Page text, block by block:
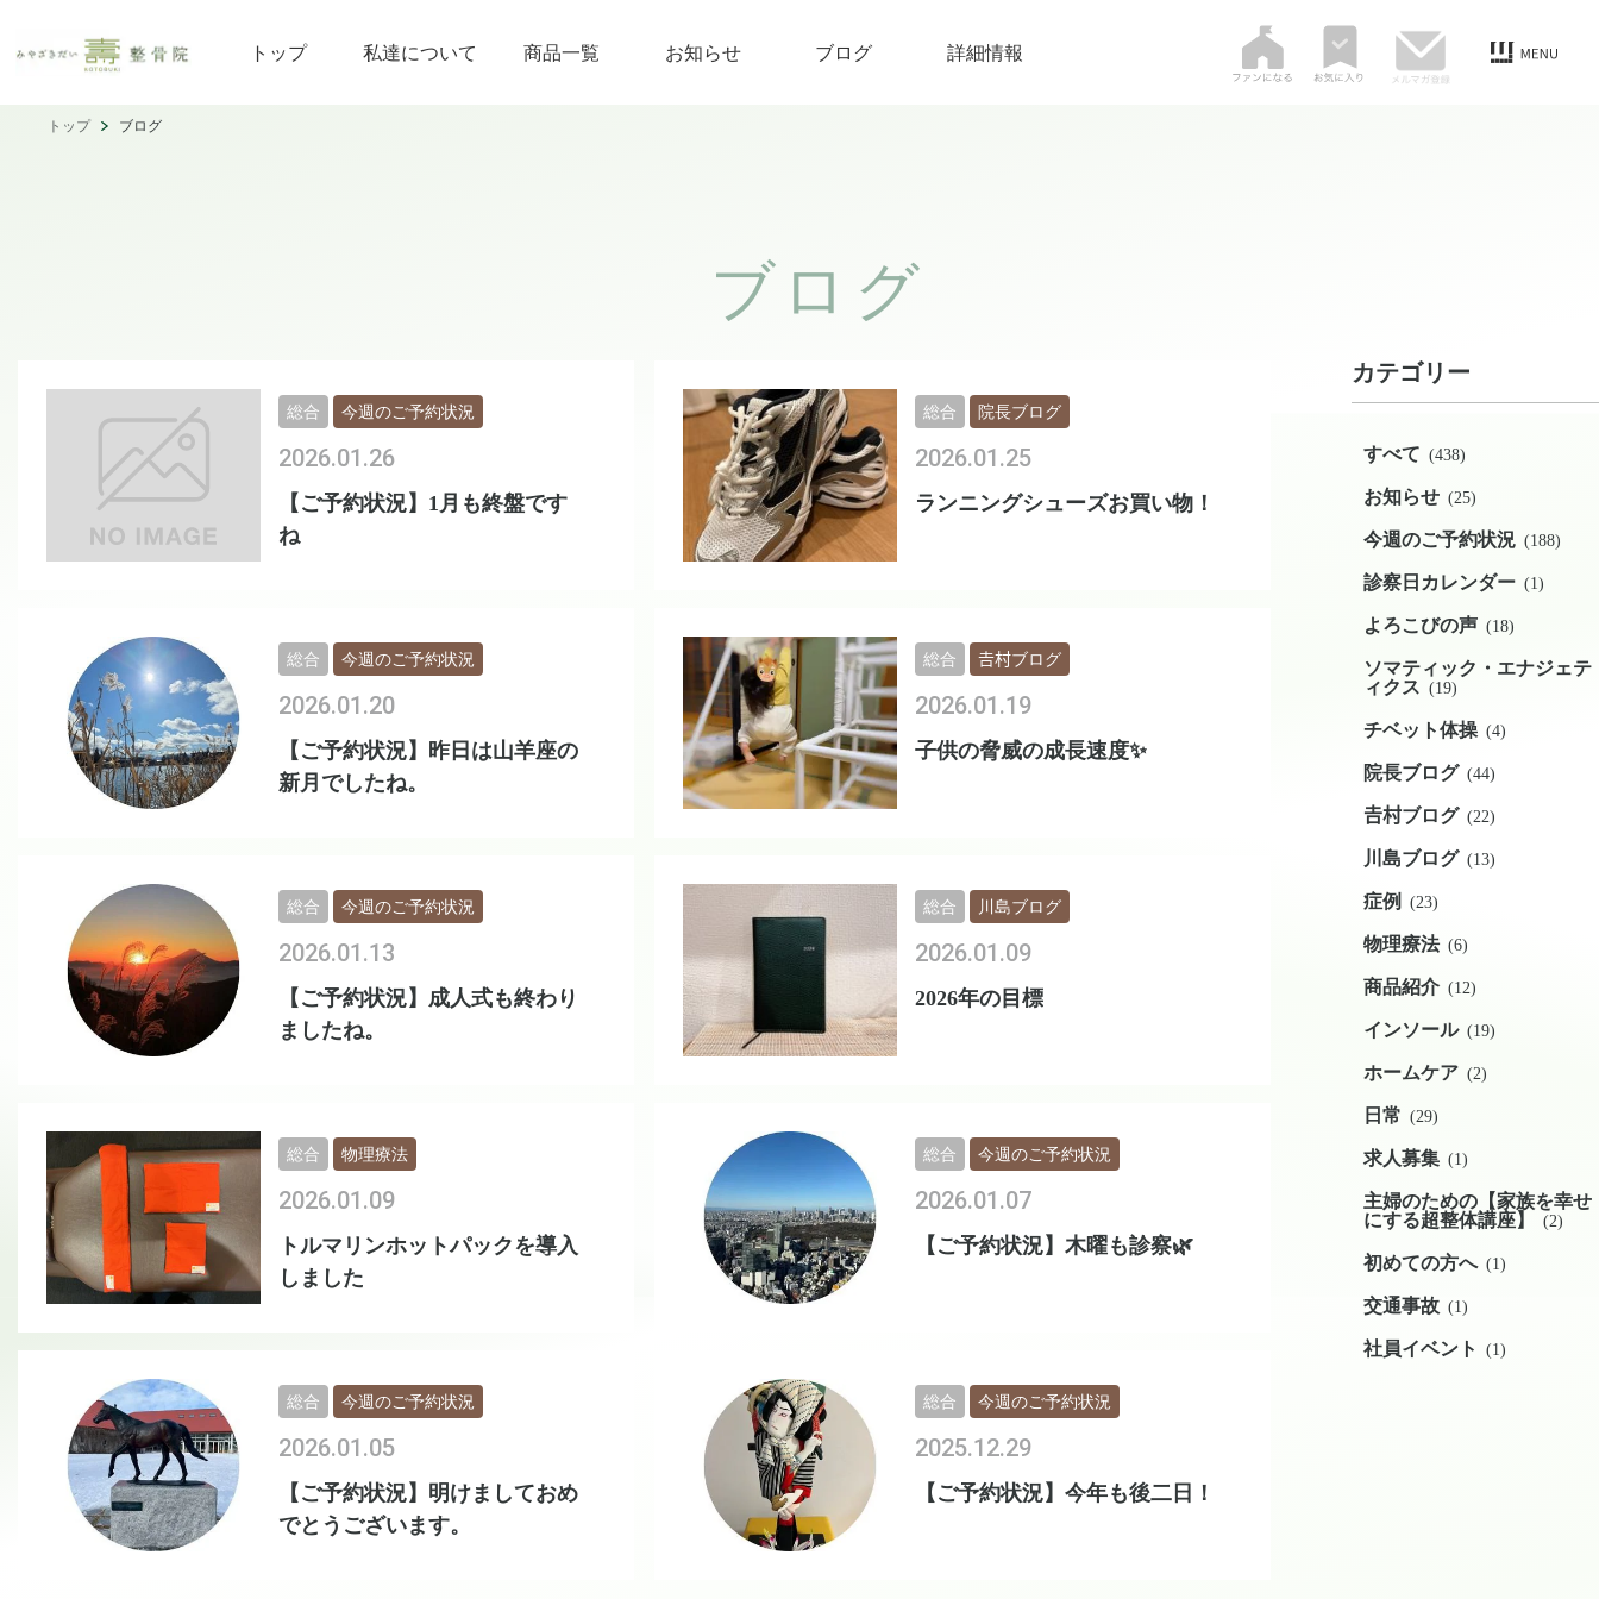
トップ 私達について 商品一覧 お知らせ ブログ 詳細情報
トップ ブログ
ブログ
【ご予約状況】1月も終盤です
ね
2026.01.26
総合 今週のご予約状況
ランニングシューズお買い物！
2026.01.25
総合 院長ブログ
【ご予約状況】昨日は山羊座の
新月でしたね。
2026.01.20
総合 今週のご予約状況
子供の脅威の成長速度✨
2026.01.19
総合 𠮷村ブログ
【ご予約状況】成人式も終わり
ましたね。
2026.01.13
総合 今週のご予約状況
2026年の目標
2026.01.09
総合 川島ブログ
トルマリンホットパックを導入
しました
2026.01.09
総合 物理療法
【ご予約状況】木曜も診察🌿
2026.01.07
総合 今週のご予約状況
【ご予約状況】明けましておめ
でとうございます。
2026.01.05
総合 今週のご予約状況
【ご予約状況】今年も後二日！
2025.12.29
総合 今週のご予約状況
カテゴリー
すべて (438)
お知らせ (25)
今週のご予約状況 (188)
診察日カレンダー (1)
よろこびの声 (18)
ソマティック・エナジェテ
ィクス (19)
チベット体操 (4)
院長ブログ (44)
𠮷村ブログ (22)
川島ブログ (13)
症例 (23)
物理療法 (6)
商品紹介 (12)
インソール (19)
ホームケア (2)
日常 (29)
求人募集 (1)
主婦のための【家族を幸せ
にする超整体講座】
(2)
初めての方へ (1)
交通事故 (1)
社員イベント (1)